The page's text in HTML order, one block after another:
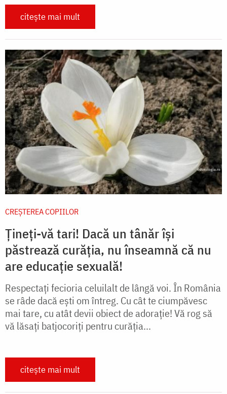
citește mai mult
CREŞTEREA COPIILOR
Țineți-vă tari! Dacă un tânăr își
păstrează curăția, nu înseamnă că nu
are educație sexuală!
Respectați fecioria celuilalt de lângă voi. În România
se râde dacă ești om întreg. Cu cât te ciumpăvesc
mai tare, cu atât devii obiect de adorație! Vă rog să
vă lăsați batjocoriți pentru curăția...
citește mai mult